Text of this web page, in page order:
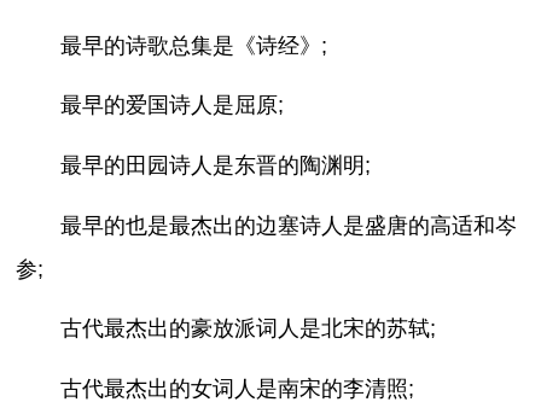
最早的诗歌总集是《诗经》;
最早的爱国诗人是屈原;
最早的田园诗人是东晋的陶渊明;
最早的也是最杰出的边塞诗人是盛唐的高适和岑
参;
古代最杰出的豪放派词人是北宋的苏轼;
古代最杰出的女词人是南宋的李清照;